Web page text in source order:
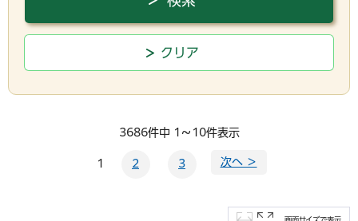
3686件中 1～10件表示
1 2 3 次へ ＞